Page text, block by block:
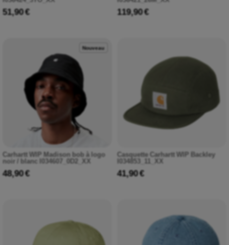
51,90 € 119,90 €
Nouveau
Carhartt WIP Madison bob à logo
noir / blanc I034607_0D2_XX
48,90 €
Casquette Carhartt WIP Backley
I034853_11_XX
41,90 €